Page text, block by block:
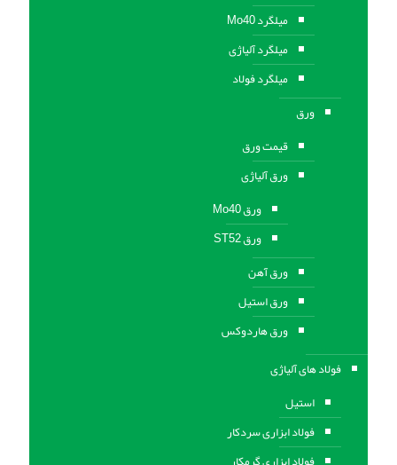
میلگرد Mo40
میلگرد آلیاژی
میلگرد فولاد
ورق
قیمت ورق
ورق آلیاژی
ورق Mo40
ورق ST52
ورق آهن
ورق استيل
ورق هاردوکس
فولاد های آلیاژی
استیل
فولاد ابزاری سردکار